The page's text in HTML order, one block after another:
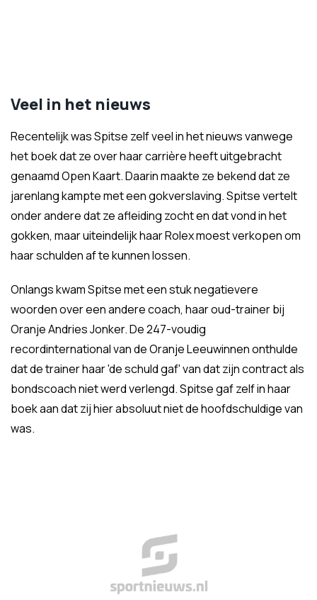
Veel in het nieuws
Recentelijk was Spitse zelf veel in het nieuws vanwege
het boek dat ze over haar carrière heeft uitgebracht
genaamd Open Kaart. Daarin maakte ze bekend dat ze
jarenlang kampte met een gokverslaving. Spitse vertelt
onder andere dat ze afleiding zocht en dat vond in het
gokken, maar uiteindelijk haar Rolex moest verkopen om
haar schulden af te kunnen lossen.
Onlangs kwam Spitse met een stuk negatievere
woorden over een andere coach, haar oud-trainer bij
Oranje Andries Jonker. De 247-voudig
recordinternational van de Oranje Leeuwinnen onthulde
dat de trainer haar 'de schuld gaf' van dat zijn contract als
bondscoach niet werd verlengd. Spitse gaf zelf in haar
boek aan dat zij hier absoluut niet de hoofdschuldige van
was.